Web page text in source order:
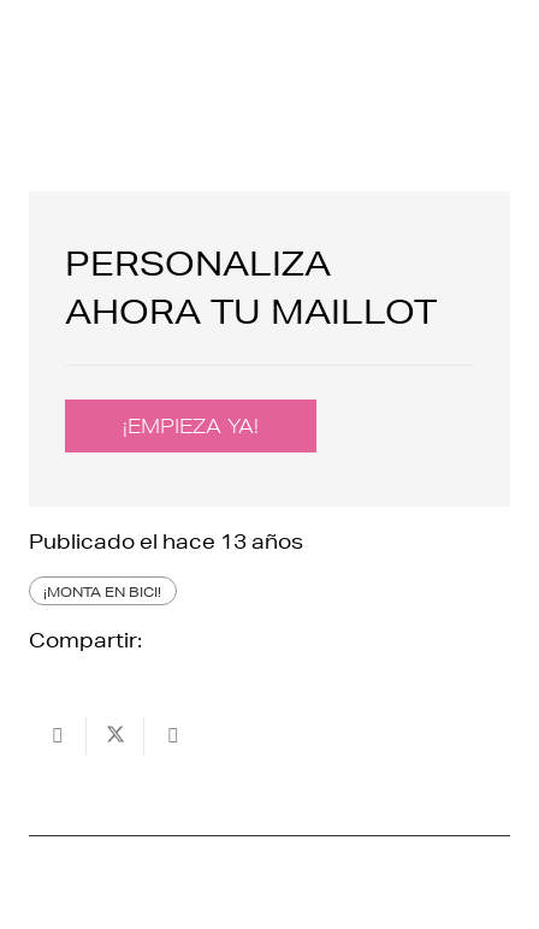
PERSONALIZA
AHORA TU MAILLOT
¡EMPIEZA YA!
Publicado el hace 13 años
¡MONTA EN BICI!
Compartir: